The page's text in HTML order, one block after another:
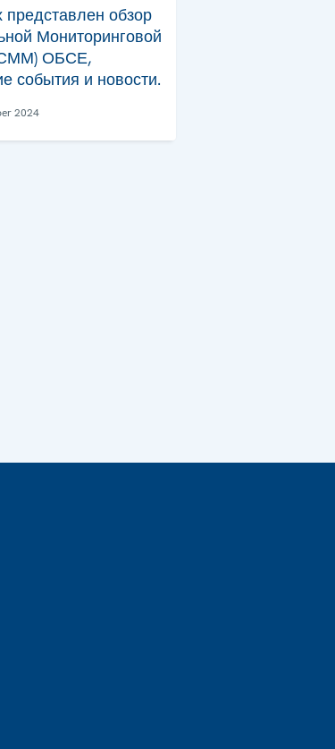
представлен обзор
Мониторинговой
ОБСЕ,
события и новости.
2024